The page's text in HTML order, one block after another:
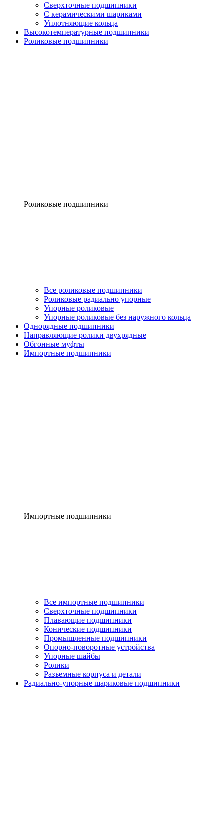
Сверхточные подшипники
С керамическими шариками
Уплотняющие кольца
Высокотемпературные подшипники
Роликовые подшипники
Роликовые подшипники
Все роликовые подшипники
Роликовые радиально упорные
Упорные роликовые
Упорные роликовые без наружного кольца
Однорядные подшипники
Направляющие ролики двухрядные
Обгонные муфты
Импортные подшипники
Импортные подшипники
Все импортные подшипники
Сверхточные подшипники
Плавающие подшипники
Конические подшипники
Промышленные подшипники
Опорно-поворотные устройства
Упорные шайбы
Ролики
Разъемные корпуса и детали
Радиально-упорные шариковые подшипники